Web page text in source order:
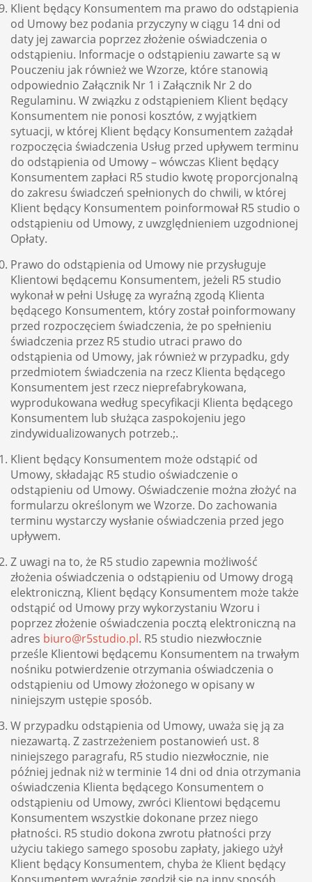
Klient będący Konsumentem ma prawo do odstąpienia
od Umowy bez podania przyczyny w ciągu 14 dni od
daty jej zawarcia poprzez złożenie oświadczenia o
odstąpieniu. Informacje o odstąpieniu zawarte są w
Pouczeniu jak również we Wzorze, które stanowią
odpowiednio Załącznik Nr 1 i Załącznik Nr 2 do
Regulaminu. W związku z odstąpieniem Klient będący
Konsumentem nie ponosi kosztów, z wyjątkiem
sytuacji, w której Klient będący Konsumentem zażądał
rozpoczęcia świadczenia Usług przed upływem terminu
do odstąpienia od Umowy – wówczas Klient będący
Konsumentem zapłaci R5 studio kwotę proporcjonalną
do zakresu świadczeń spełnionych do chwili, w której
Klient będący Konsumentem poinformował R5 studio o
odstąpieniu od Umowy, z uwzględnieniem uzgodnionej
Opłaty.
Prawo do odstąpienia od Umowy nie przysługuje
Klientowi będącemu Konsumentem, jeżeli R5 studio
wykonał w pełni Usługę za wyraźną zgodą Klienta
będącego Konsumentem, który został poinformowany
przed rozpoczęciem świadczenia, że po spełnieniu
świadczenia przez R5 studio utraci prawo do
odstąpienia od Umowy, jak również w przypadku, gdy
przedmiotem świadczenia na rzecz Klienta będącego
Konsumentem jest rzecz nieprefabrykowana,
wyprodukowana według specyfikacji Klienta będącego
Konsumentem lub służąca zaspokojeniu jego
zindywidualizowanych potrzeb.;.
Klient będący Konsumentem może odstąpić od
Umowy, składając R5 studio oświadczenie o
odstąpieniu od Umowy. Oświadczenie można złożyć na
formularzu określonym we Wzorze. Do zachowania
terminu wystarczy wysłanie oświadczenia przed jego
upływem.
Z uwagi na to, że R5 studio zapewnia możliwość
złożenia oświadczenia o odstąpieniu od Umowy drogą
elektroniczną, Klient będący Konsumentem może także
odstąpić od Umowy przy wykorzystaniu Wzoru i
poprzez złożenie oświadczenia pocztą elektroniczną na
adres biuro@r5studio.pl. R5 studio niezwłocznie
prześle Klientowi będącemu Konsumentem na trwałym
nośniku potwierdzenie otrzymania oświadczenia o
odstąpieniu od Umowy złożonego w opisany w
niniejszym ustępie sposób.
W przypadku odstąpienia od Umowy, uważa się ją za
niezawartą. Z zastrzeżeniem postanowień ust. 8
niniejszego paragrafu, R5 studio niezwłocznie, nie
później jednak niż w terminie 14 dni od dnia otrzymania
oświadczenia Klienta będącego Konsumentem o
odstąpieniu od Umowy, zwróci Klientowi będącemu
Konsumentem wszystkie dokonane przez niego
płatności. R5 studio dokona zwrotu płatności przy
użyciu takiego samego sposobu zapłaty, jakiego użył
Klient będący Konsumentem, chyba że Klient będący